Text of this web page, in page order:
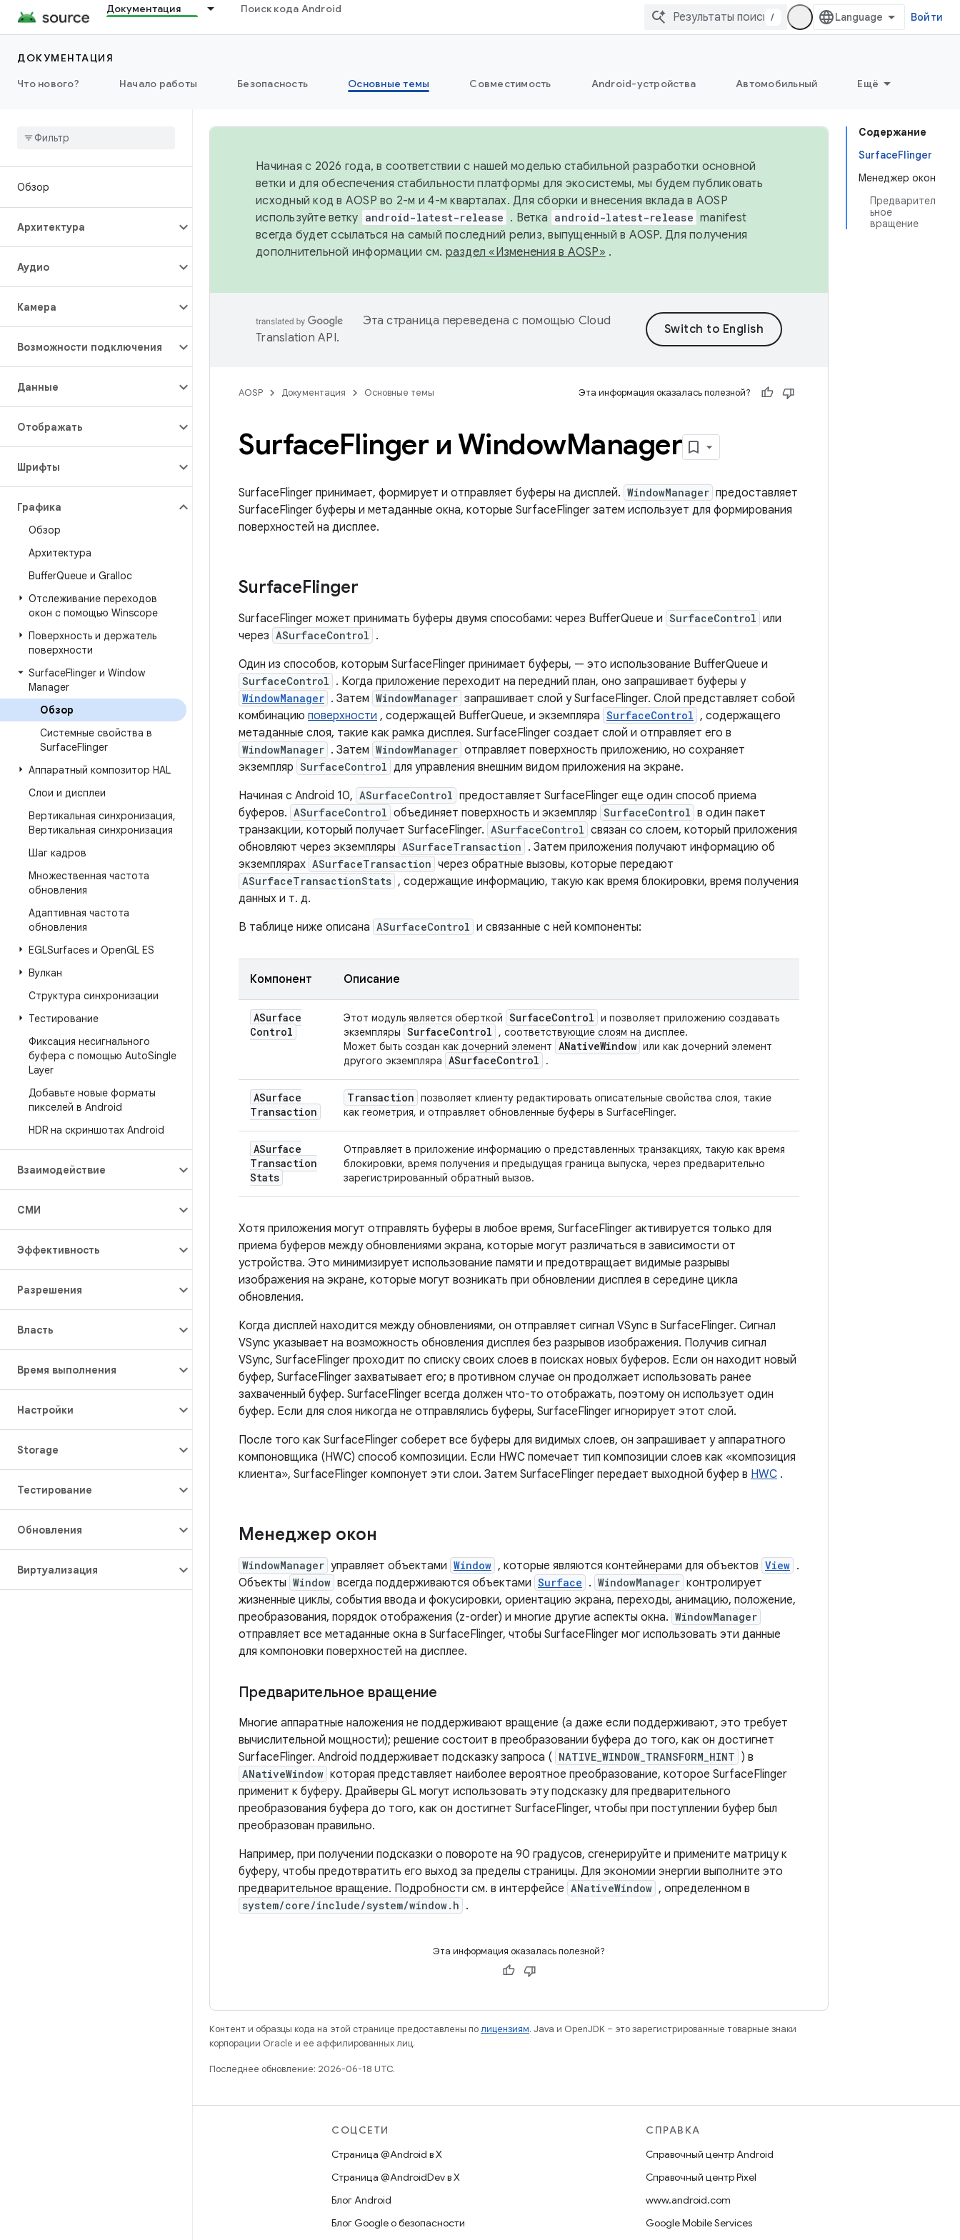
Документация Поиск кода Android
/ Войти
ДОКУМЕНТАЦИЯ
Что нового?
Начало работы Безопасность Основные темы Совместимость Android-устройства Автомобильный Ещё
Обзор
Архитектура
Аудио
Камера
Возможности подключения
Данные
Отображать
Шрифты
Графика
Обзор
Архитектура
BufferQueue и Gralloc
Отслеживание переходов
окон с помощью Winscope
Поверхность и держатель
поверхности
SurfaceFlinger и Window
Manager
Обзор
Системные свойства в
SurfaceFlinger
Аппаратный композитор HAL
Слои и дисплеи
Вертикальная синхронизация,
Вертикальная синхронизация
Шаг кадров
Множественная частота
обновления
Адаптивная частота
обновления
EGLSurfaces и OpenGL ES
Вулкан
Структура синхронизации
Тестирование
Фиксация несигнального
буфера с помощью AutoSingle
Layer
Добавьте новые форматы
пикселей в Android
HDR на скриншотах Android
Взаимодействие
СМИ
Эффективность
Разрешения
Власть
Время выполнения
Настройки
Storage
Тестирование
Обновления
Виртуализация
Содержание
SurfaceFlinger
Менеджер окон
Предварител
ьное
вращение
Начиная с 2026 года, в соответствии с нашей моделью стабильной разработки основной
ветки и для обеспечения стабильности платформы для экосистемы, мы будем публиковать
исходный код в AOSP во 2-м и 4-м кварталах. Для сборки и внесения вклада в AOSP
используйте ветку android-latest-release . Ветка android-latest-release manifest
всегда будет ссылаться на самый последний релиз, выпущенный в AOSP. Для получения
дополнительной информации см. раздел «Изменения в AOSP» .
Эта страница переведена с помощью Cloud
Translation API.
AOSP Документация Основные темы Эта информация оказалась полезной?
SurfaceFlinger и WindowManager
SurfaceFlinger принимает, формирует и отправляет буферы на дисплей. WindowManager предоставляет
SurfaceFlinger буферы и метаданные окна, которые SurfaceFlinger затем использует для формирования
поверхностей на дисплее.
SurfaceFlinger
SurfaceFlinger может принимать буферы двумя способами: через BufferQueue и SurfaceControl или
через ASurfaceControl .
Один из способов, которым SurfaceFlinger принимает буферы, — это использование BufferQueue и
SurfaceControl . Когда приложение переходит на передний план, оно запрашивает буферы у
WindowManager . Затем WindowManager запрашивает слой у SurfaceFlinger. Слой представляет собой
комбинацию поверхности , содержащей BufferQueue, и экземпляра SurfaceControl , содержащего
метаданные слоя, такие как рамка дисплея. SurfaceFlinger создает слой и отправляет его в
WindowManager . Затем WindowManager отправляет поверхность приложению, но сохраняет
экземпляр SurfaceControl для управления внешним видом приложения на экране.
Начиная с Android 10, ASurfaceControl предоставляет SurfaceFlinger еще один способ приема
буферов. ASurfaceControl объединяет поверхность и экземпляр SurfaceControl в один пакет
транзакции, который получает SurfaceFlinger. ASurfaceControl связан со слоем, который приложения
обновляют через экземпляры ASurfaceTransaction . Затем приложения получают информацию об
экземплярах ASurfaceTransaction через обратные вызовы, которые передают
ASurfaceTransactionStats , содержащие информацию, такую ​​как время блокировки, время получения
данных и т. д.
В таблице ниже описана ASurfaceControl и связанные с ней компоненты:
Компонент Описание
ASurface
Control
Этот модуль является оберткой SurfaceControl и позволяет приложению создавать
экземпляры SurfaceControl
, соответствующие слоям на дисплее.
Может быть создан как дочерний элемент ANativeWindow или как дочерний элемент
другого экземпляра ASurfaceControl .
ASurface
Transaction
Transaction позволяет клиенту редактировать описательные свойства слоя, такие
как геометрия, и отправляет обновленные буферы в SurfaceFlinger.
ASurface
Transaction
Stats
Отправляет в приложение информацию о представленных транзакциях, такую ​​как время
блокировки, время получения и предыдущая граница выпуска, через предварительно
зарегистрированный обратный вызов.
Хотя приложения могут отправлять буферы в любое время, SurfaceFlinger активируется только для
приема буферов между обновлениями экрана, которые могут различаться в зависимости от
устройства. Это минимизирует использование памяти и предотвращает видимые разрывы
изображения на экране, которые могут возникать при обновлении дисплея в середине цикла
обновления.
Когда дисплей находится между обновлениями, он отправляет сигнал VSync в SurfaceFlinger. Сигнал
VSync указывает на возможность обновления дисплея без разрывов изображения. Получив сигнал
VSync, SurfaceFlinger проходит по списку своих слоев в поисках новых буферов. Если он находит новый
буфер, SurfaceFlinger захватывает его; в противном случае он продолжает использовать ранее
захваченный буфер. SurfaceFlinger всегда должен что-то отображать, поэтому он использует один
буфер. Если для слоя никогда не отправлялись буферы, SurfaceFlinger игнорирует этот слой.
После того как SurfaceFlinger соберет все буферы для видимых слоев, он запрашивает у аппаратного
компоновщика (HWC) способ композиции. Если HWC помечает тип композиции слоев как «композиция
клиента», SurfaceFlinger компонует эти слои. Затем SurfaceFlinger передает выходной буфер в HWC .
Менеджер окон
WindowManager управляет объектами Window , которые являются контейнерами для объектов View .
Объекты Window всегда поддерживаются объектами Surface . WindowManager контролирует
жизненные циклы, события ввода и фокусировки, ориентацию экрана, переходы, анимацию, положение,
преобразования, порядок отображения (z-order) и многие другие аспекты окна. WindowManager
отправляет все метаданные окна в SurfaceFlinger, чтобы SurfaceFlinger мог использовать эти данные
для компоновки поверхностей на дисплее.
Предварительное вращение
Многие аппаратные наложения не поддерживают вращение (а даже если поддерживают, это требует
вычислительной мощности); решение состоит в преобразовании буфера до того, как он достигнет
SurfaceFlinger. Android поддерживает подсказку запроса ( NATIVE_WINDOW_TRANSFORM_HINT ) в
ANativeWindow которая представляет наиболее вероятное преобразование, которое SurfaceFlinger
применит к буферу. Драйверы GL могут использовать эту подсказку для предварительного
преобразования буфера до того, как он достигнет SurfaceFlinger, чтобы при поступлении буфер был
преобразован правильно.
Например, при получении подсказки о повороте на 90 градусов, сгенерируйте и примените матрицу к
буферу, чтобы предотвратить его выход за пределы страницы. Для экономии энергии выполните это
предварительное вращение. Подробности см. в интерфейсе ANativeWindow , определенном в
system/core/include/system/window.h .
Эта информация оказалась полезной?
Контент и образцы кода на этой странице предоставлены полицензиям. Java и OpenJDK – это зарегистрированные товарные знаки
корпорации Oracle и ее аффилированных лиц.
Последнее обновление: 2026-06-18 UTC.
СОЦСЕТИ
Страница @Android в X
Страница @AndroidDev в X
Блог Android
Блог Google о безопасности
СПРАВКА
Справочный центр Android
Справочный центр Pixel
www.android.com
Google Mobile Services